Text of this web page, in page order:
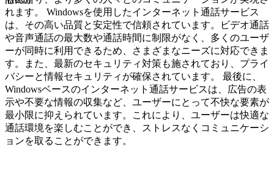
れます。 Windowsを使用したインターネット通話サービス
は、その高い品質と安定性で信頼されています。ビデオ通話
や音声通話の最大数や通話時間に制限がなく、多くのユーザ
ーが同時に利用できるため、さまざまなニーズに対応できま
す。また、最新のセキュリティ対策も施されており、プライ
バシーと情報セキュリティが確保されています。 最後に、
Windowsベースのインターネット通話サービスは、広告の表
示や不要な情報の収集など、ユーザーにとって不快な要素が
最小限に抑えられています。これにより、ユーザーは快適な
通話環境を楽しむことができ、ストレスなくコミュニケーシ
ョンを取ることができます。